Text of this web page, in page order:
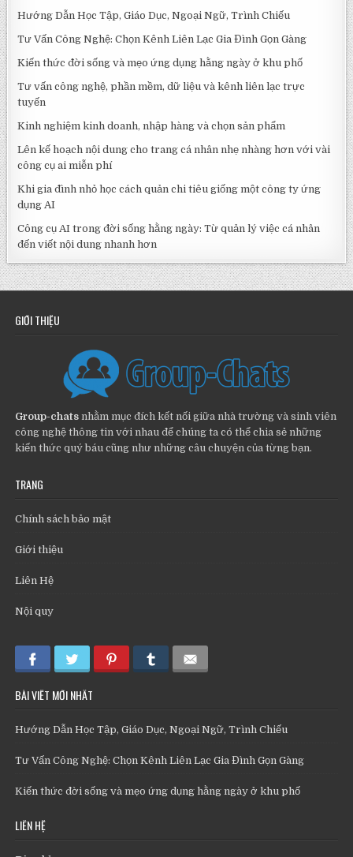
Hướng Dẫn Học Tập, Giáo Dục, Ngoại Ngữ, Trình Chiếu
Tư Vấn Công Nghệ: Chọn Kênh Liên Lạc Gia Đình Gọn Gàng
Kiến thức đời sống và mẹo ứng dụng hằng ngày ở khu phố
Tư vấn công nghệ, phần mềm, dữ liệu và kênh liên lạc trực
tuyến
Kinh nghiệm kinh doanh, nhập hàng và chọn sản phẩm
Lên kế hoạch nội dung cho trang cá nhân nhẹ nhàng hơn với vài
công cụ ai miễn phí
Khi gia đình nhỏ học cách quản chi tiêu giống một công ty ứng
dụng AI
Công cụ AI trong đời sống hằng ngày: Từ quản lý việc cá nhân
đến viết nội dung nhanh hơn
GIỚI THIỆU
Group-chats nhằm mục đích kết nối giữa nhà trường và sinh viên
công nghệ thông tin với nhau để chúng ta có thể chia sẻ những
kiến thức quý báu cũng như những câu chuyện của từng bạn.
TRANG
Chính sách bảo mật
Giới thiệu
Liên Hệ
Nội quy
BÀI VIẾT MỚI NHẤT
Hướng Dẫn Học Tập, Giáo Dục, Ngoại Ngữ, Trình Chiếu
Tư Vấn Công Nghệ: Chọn Kênh Liên Lạc Gia Đình Gọn Gàng
Kiến thức đời sống và mẹo ứng dụng hằng ngày ở khu phố
LIÊN HỆ